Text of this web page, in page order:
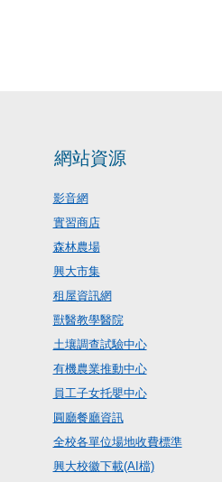
網站資源
影音網
實習商店
森林農場
興大市集
租屋資訊網
獸醫教學醫院
土壤調查試驗中心
有機農業推動中心
員工子女托嬰中心
圓廳餐廳資訊
全校各單位場地收費標準
興大校徽下載(AI檔)